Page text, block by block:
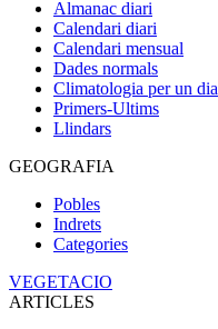
Almanac diari
Calendari diari
Calendari mensual
Dades normals
Climatologia per un dia
Primers-Ultims
Llindars
GEOGRAFIA
Pobles
Indrets
Categories
VEGETACIO
ARTICLES